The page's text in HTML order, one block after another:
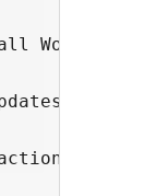
WordPress